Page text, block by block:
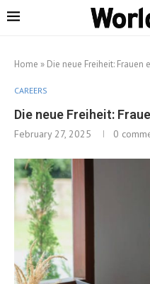
Home » Die neue Freiheit:
CAREERS
Die neue Freiheit:
February 27, 2025 0